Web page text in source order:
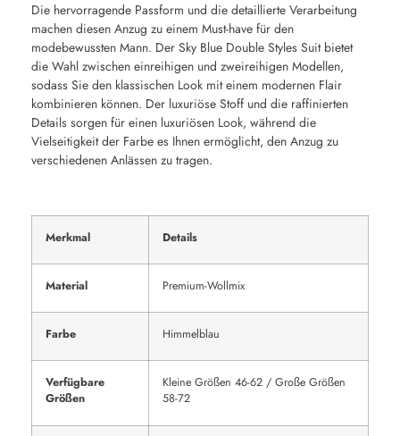
Die hervorragende Passform und die detaillierte Verarbeitung
machen diesen Anzug zu einem Must-have für den
modebewussten Mann. Der Sky Blue Double Styles Suit bietet
die Wahl zwischen einreihigen und zweireihigen Modellen,
sodass Sie den klassischen Look mit einem modernen Flair
kombinieren können. Der luxuriöse Stoff und die raffinierten
Details sorgen für einen luxuriösen Look, während die
Vielseitigkeit der Farbe es Ihnen ermöglicht, den Anzug zu
verschiedenen Anlässen zu tragen.
Merkmal Details
Material Premium-Wollmix
Farbe Himmelblau
Verfügbare
Größen
Kleine Größen 46-62 / Große Größen
58-72